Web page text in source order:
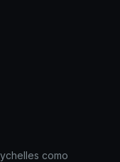
como